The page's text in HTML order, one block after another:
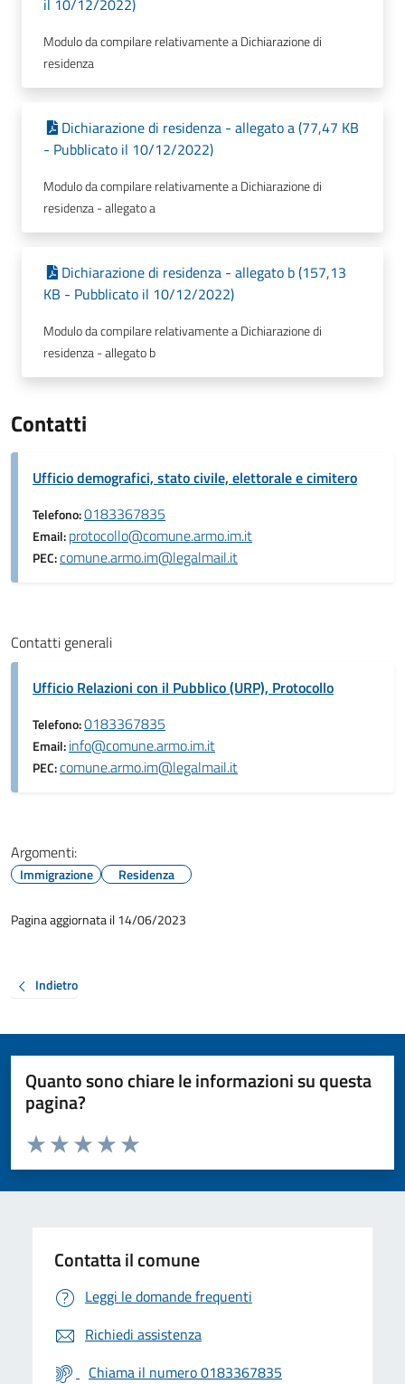
il 10/12/2022)
Modulo da compilare relativamente a Dichiarazione di
residenza
Dichiarazione di residenza - allegato a (77,47 KB
- Pubblicato il 10/12/2022)
Modulo da compilare relativamente a Dichiarazione di
residenza - allegato a
Dichiarazione di residenza - allegato b (157,13
KB - Pubblicato il 10/12/2022)
Modulo da compilare relativamente a Dichiarazione di
residenza - allegato b
Contatti
Ufficio demografici, stato civile, elettorale e cimitero
Telefono:0183367835
Email:protocollo@comune.armo.im.it
PEC:comune.armo.im@legalmail.it
Contatti generali
Ufficio Relazioni con il Pubblico (URP), Protocollo
Telefono:0183367835
Email:info@comune.armo.im.it
PEC:comune.armo.im@legalmail.it
Argomenti:
Immigrazione Residenza
Pagina aggiornata il 14/06/2023
Indietro
Quanto sono chiare le informazioni su questa
pagina?
Valuta da 1 a 5 stelle la pagina
Valuta 5 stelle su 5
Valuta 4 stelle su 5
Valuta 3 stelle su 5
Valuta 2 stelle su 5
Valuta 1 stelle su 5
Contatta il comune
Leggi le domande frequenti
Richiedi assistenza
Chiama il numero 0183367835